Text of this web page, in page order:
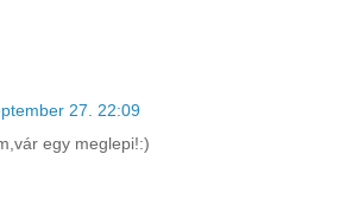
27. 22:09
egy meglepi!:)